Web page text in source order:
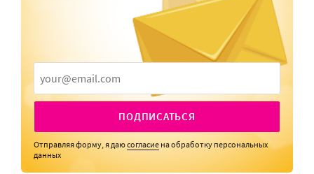
ПОДПИСАТЬСЯ
Отправляя форму, я даюсогласие на обработку персональных
данных